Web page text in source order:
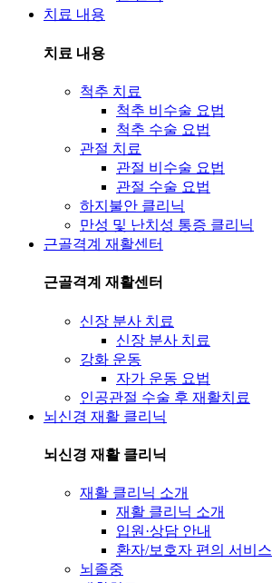
치료 내용
치료 내용
척추 치료
척추 비수술 요법
척추 수술 요법
관절 치료
관절 비수술 요법
관절 수술 요법
하지불안 클리닉
만성 및 난치성 통증 클리닉
근골격계 재활센터
근골격계 재활센터
신장 분사 치료
신장 분사 치료
강화 운동
자가 운동 요법
인공관절 수술 후 재활치료
뇌신경 재활 클리닉
뇌신경 재활 클리닉
재활 클리닉 소개
재활 클리닉 소개
입원·상담 안내
환자/보호자 편의 서비스
뇌졸중